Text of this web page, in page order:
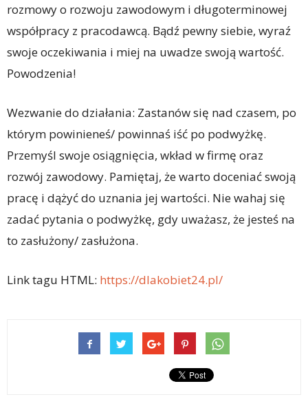
rozmowy o rozwoju zawodowym i długoterminowej
współpracy z pracodawcą. Bądź pewny siebie, wyraź
swoje oczekiwania i miej na uwadze swoją wartość.
Powodzenia!
Wezwanie do działania: Zastanów się nad czasem, po
którym powinieneś/ powinnaś iść po podwyżkę.
Przemyśl swoje osiągnięcia, wkład w firmę oraz
rozwój zawodowy. Pamiętaj, że warto doceniać swoją
pracę i dążyć do uznania jej wartości. Nie wahaj się
zadać pytania o podwyżkę, gdy uważasz, że jesteś na
to zasłużony/ zasłużona.
Link tagu HTML: https://dlakobiet24.pl/